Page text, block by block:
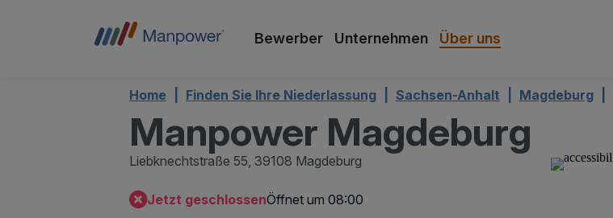
Bewerber Unternehmen Über uns
Home Finden Sie Ihre Niederlassung Sachsen-Anhalt Magdeburg
Manpower Magdeburg
Liebknechtstraße 55, 39108 Magdeburg
Jetzt geschlossenÖffnet um 08:00